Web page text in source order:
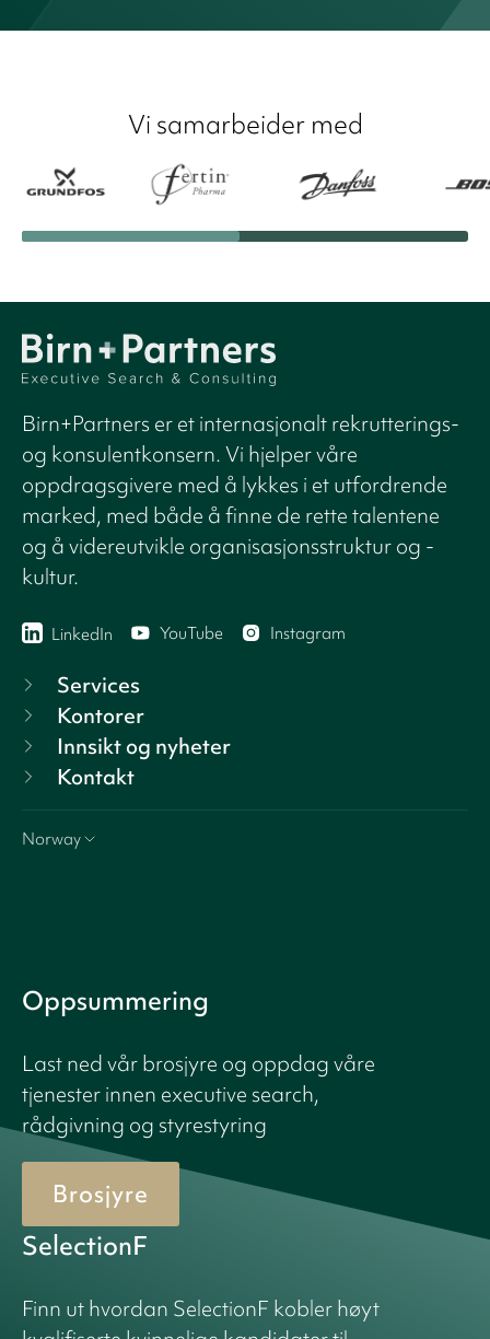
Vi samarbeider med
Birn+Partners er et internasjonalt rekrutterings-
og konsulentkonsern. Vi hjelper våre
oppdragsgivere med å lykkes i et utfordrende
marked, med både å finne de rette talentene
og å videreutvikle organisasjonsstruktur og -
kultur.
LinkedIn YouTube Instagram
Services
Kontorer
Innsikt og nyheter
Kontakt
Norway
Oppsummering
Last ned vår brosjyre og oppdag våre
tjenester innen executive search,
rådgivning og styrestyring
Brosjyre
SelectionF
Finn ut hvordan SelectionF kobler høyt